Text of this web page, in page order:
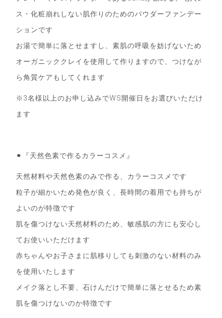
ス・化粧崩れしない肌作りのためのパウダーファンデー
ションです
お湯で簡単に落とせますし、素肌の呼吸を妨げないため
オーガニッククレイを使用して作りますので、つけなが
ら角質ケアもしてくれます
※3名様以上のお申し込みでWS開催日をお選びいただけ
ます
⚫︎『天然色素で作るカラーコスメ』
天然材料や天然色素のみで作る、カラーコスメです
粒子が細かいため発色が良く、長時間の着用でも持ちが
よいのが特徴です
肌を傷つけない天然材料のため、敏感肌の方にも安心し
てお使いいただけます
赤ちゃんやお子さまに肌移りしても刺激のない材料のみ
を使用いたします
メイク落とし不要、石けんだけで簡単に落とせるため素
肌を傷つけないのか特徴です